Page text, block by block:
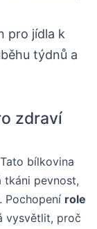
pro jídla k
týdnů a
zdraví
bílkovina
tkáni pevnost,
Pochopení role
vysvětlit, proč